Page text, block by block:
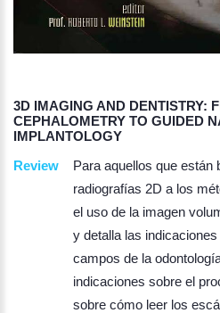
3D IMAGING AND DENTISTRY:
CEPHALOMETRY TO GUIDED
IMPLANTOLOGY
Review
Para aquellos que están
radiografías 2D a los
el uso de la imagen
y detalla las
campos de la
indicaciones sobre el
sobre cómo leer los